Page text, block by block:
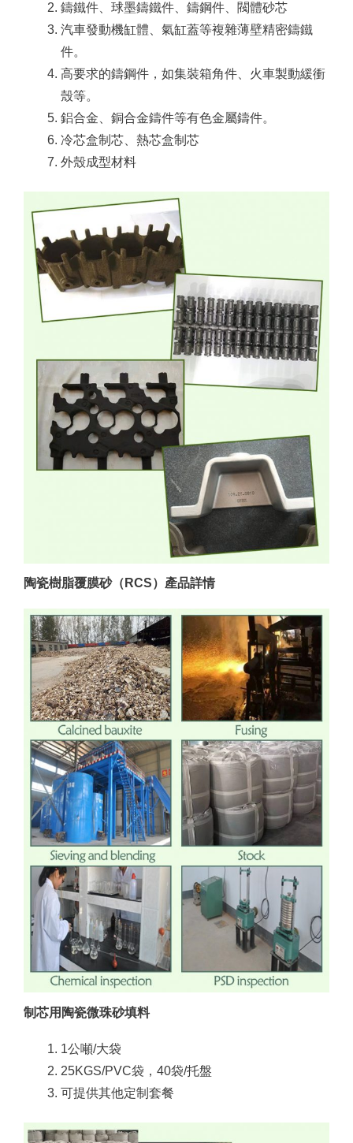
鑄鐵件、球墨鑄鐵件、鑄鋼件、閥體砂芯
汽車發動機缸體、氣缸蓋等複雜薄壁精密鑄鐵
件。
高要求的鑄鋼件，如集裝箱角件、火車製動緩衝
殼等。
鋁合金、銅合金鑄件等有色金屬鑄件。
冷芯盒制芯、熱芯盒制芯
外殼成型材料
陶瓷樹脂覆膜砂（RCS） 產品詳情
制芯用陶瓷微珠砂填料
1公噸/大袋
25KGS/PVC袋，40袋/托盤
可提供其他定制套餐